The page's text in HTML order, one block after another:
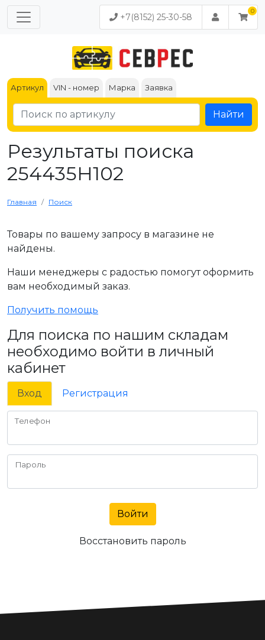
+7(8152) 25-30-58
Артикул VIN - номер Марка Заявка
Найти
Результаты поиска
254435H102
Главная Поиск
Товары по вашему запросу в магазине не
найдены.
Наши менеджеры с радостью помогут оформить
вам необходимый заказ.
Получить помощь
Для поиска по нашим складам
необходимо войти в личный
кабинет
Вход Регистрация
Телефон
Пароль
Войти
Восстановить пароль